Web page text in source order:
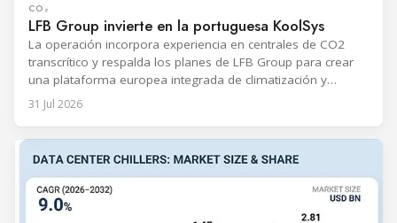
CO₂
LFB Group invierte en la portuguesa KoolSys
La operación incorpora experiencia en centrales de CO2
transcrítico y respalda los planes de LFB Group para crear
una plataforma europea integrada de climatización y
refrigeración.
31 Jul 2026